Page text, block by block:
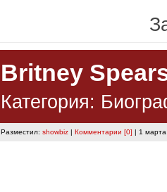
Britney
Категория:
Разместил: showbiz | Комментарии [0] | 1